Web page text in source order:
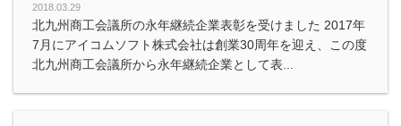
2018.03.29
北九州商工会議所の永年継続企業表彰を受けました 2017年
7月にアイコムソフト株式会社は創業30周年を迎え、この度
北九州商工会議所から永年継続企業として表...